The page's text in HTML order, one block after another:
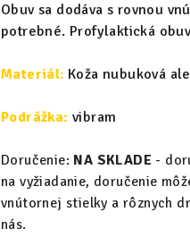
Obuv sa dodáva s rovnou
potrebné. Profylaktická
Materiál: Koža nubuková
Podrážka: vibram
Doručenie: NA SKLADE -
na vyžiadanie, doručenie
vnútornej stielky a rôznych
nás.